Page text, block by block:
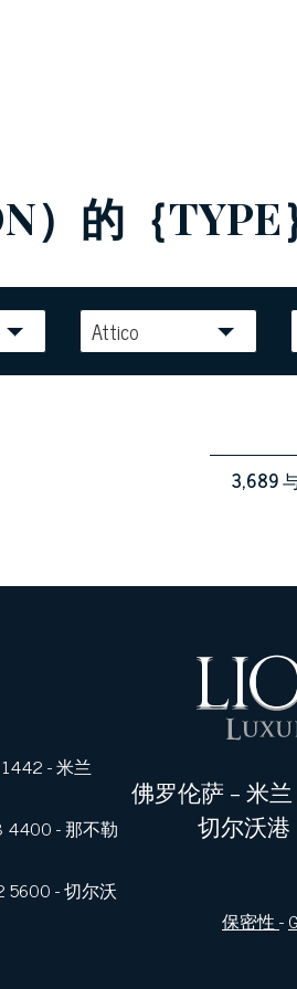
的｛TYPE
Attico
3,689
- 米兰
4400- 那不勒
5600- 切尔沃
佛罗伦萨 - 米兰
切尔沃港
保密性-